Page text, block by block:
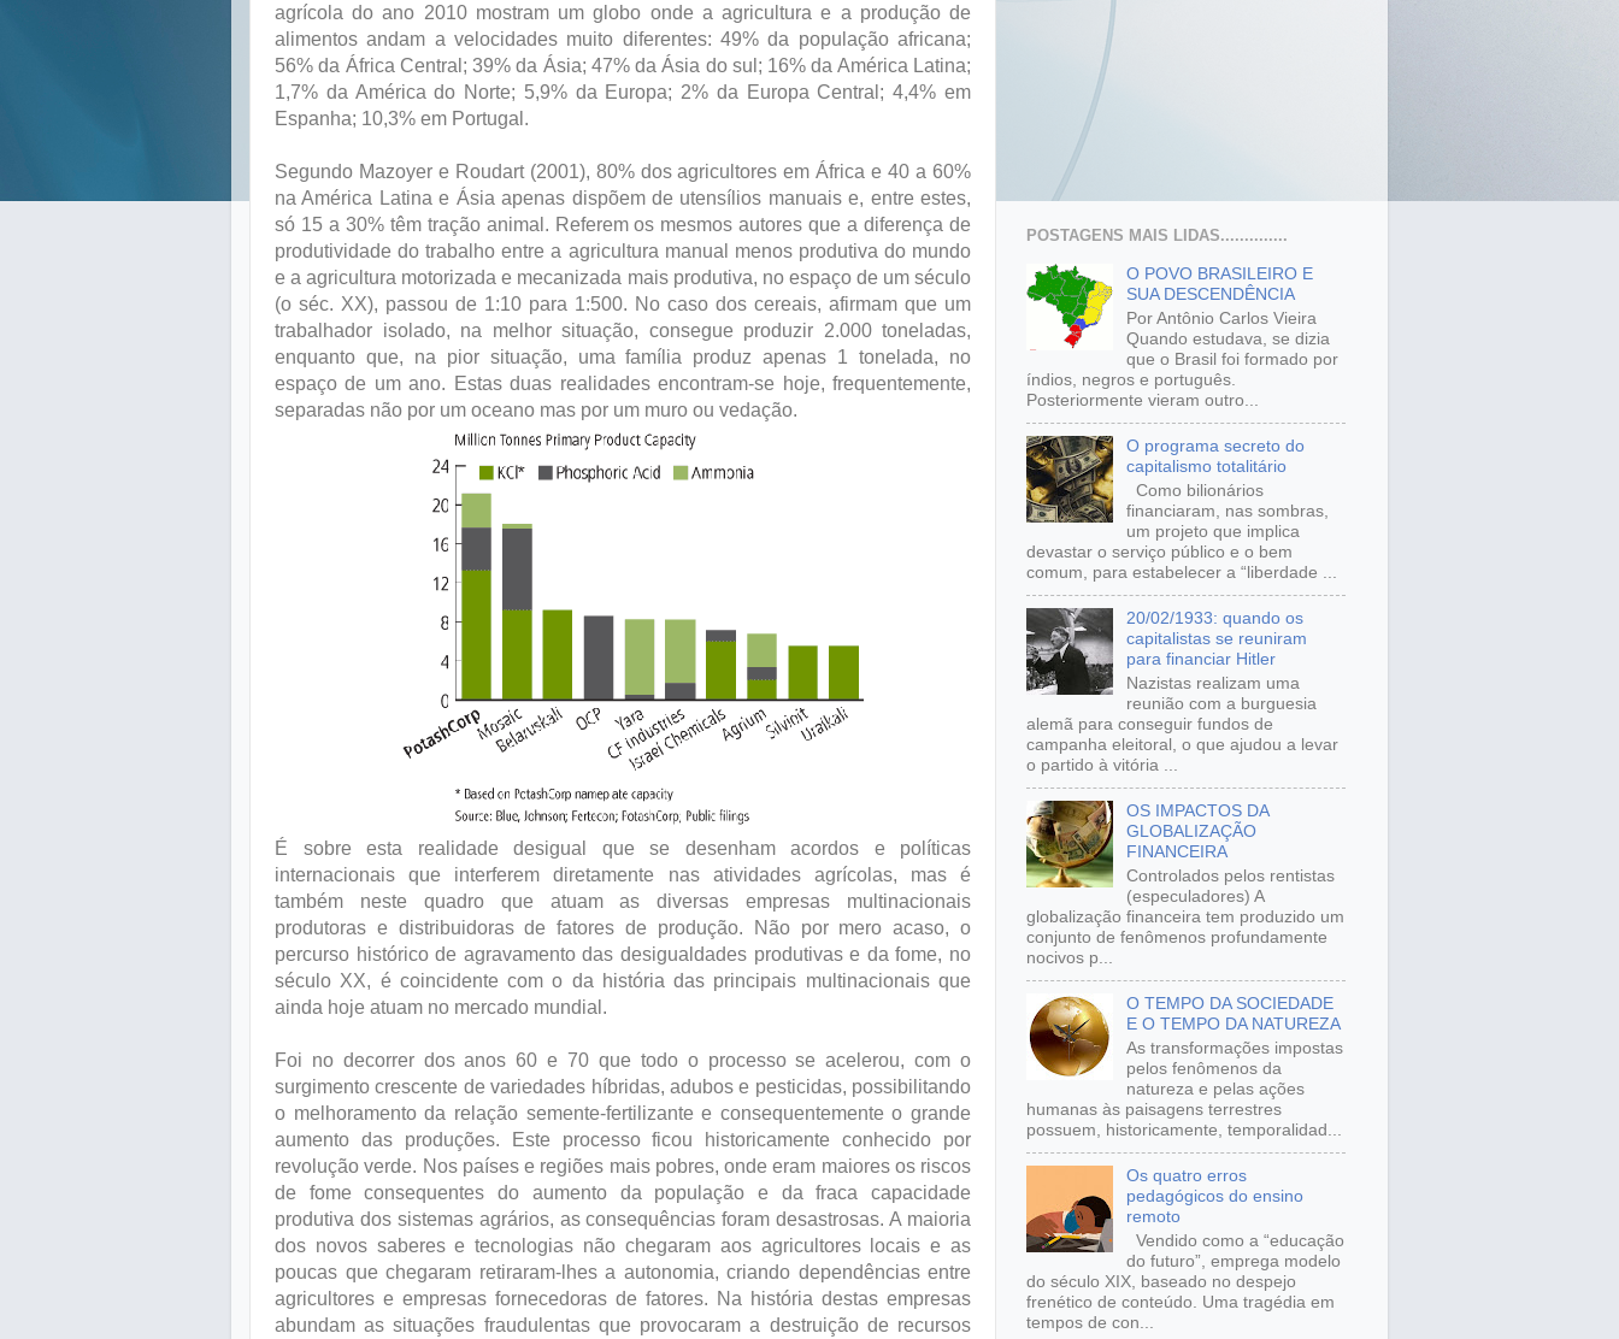
agrícola do ano 2010 mostram um globo onde a agricultura e a produção de
alimentos andam a velocidades muito diferentes: 49% da população africana;
56% da África Central; 39% da Ásia; 47% da Ásia do sul; 16% da América Latina;
1,7% da América do Norte; 5,9% da Europa; 2% da Europa Central; 4,4% em
Espanha; 10,3% em Portugal.
Segundo Mazoyer e Roudart (2001), 80% dos agricultores em África e 40 a 60%
na América Latina e Ásia apenas dispõem de utensílios manuais e, entre estes,
só 15 a 30% têm tração animal. Referem os mesmos autores que a diferença de
produtividade do trabalho entre a agricultura manual menos produtiva do mundo
e a agricultura motorizada e mecanizada mais produtiva, no espaço de um século
(o séc. XX), passou de 1:10 para 1:500. No caso dos cereais, afirmam que um
trabalhador isolado, na melhor situação, consegue produzir 2.000 toneladas,
enquanto que, na pior situação, uma família produz apenas 1 tonelada, no
espaço de um ano. Estas duas realidades encontram-se hoje, frequentemente,
separadas não por um oceano mas por um muro ou vedação.
É sobre esta realidade desigual que se desenham acordos e políticas
internacionais que interferem diretamente nas atividades agrícolas, mas é
também neste quadro que atuam as diversas empresas multinacionais
produtoras e distribuidoras de fatores de produção. Não por mero acaso, o
percurso histórico de agravamento das desigualdades produtivas e da fome, no
século XX, é coincidente com o da história das principais multinacionais que
ainda hoje atuam no mercado mundial.
Foi no decorrer dos anos 60 e 70 que todo o processo se acelerou, com o
surgimento crescente de variedades híbridas, adubos e pesticidas, possibilitando
o melhoramento da relação semente-fertilizante e consequentemente o grande
aumento das produções. Este processo ficou historicamente conhecido por
revolução verde. Nos países e regiões mais pobres, onde eram maiores os riscos
de fome consequentes do aumento da população e da fraca capacidade
produtiva dos sistemas agrários, as consequências foram desastrosas. A maioria
dos novos saberes e tecnologias não chegaram aos agricultores locais e as
poucas que chegaram retiraram-lhes a autonomia, criando dependências entre
agricultores e empresas fornecedoras de fatores. Na história destas empresas
abundam as situações fraudulentas que provocaram a destruição de recursos
POSTAGENS MAIS LIDAS..............
O POVO BRASILEIRO E
SUA DESCENDÊNCIA
Por Antônio Carlos Vieira
Quando estudava, se dizia
que o Brasil foi formado por
índios, negros e português.
Posteriormente vieram outro...
O programa secreto do
capitalismo totalitário
Como bilionários
financiaram, nas sombras,
um projeto que implica
devastar o serviço público e o bem
comum, para estabelecer a “liberdade ...
20/02/1933: quando os
capitalistas se reuniram
para financiar Hitler
Nazistas realizam uma
reunião com a burguesia
alemã para conseguir fundos de
campanha eleitoral, o que ajudou a levar
o partido à vitória ...
OS IMPACTOS DA
GLOBALIZAÇÃO
FINANCEIRA
Controlados pelos rentistas
(especuladores) A
globalização financeira tem produzido um
conjunto de fenômenos profundamente
nocivos p...
O TEMPO DA SOCIEDADE
E O TEMPO DA NATUREZA
As transformações impostas
pelos fenômenos da
natureza e pelas ações
humanas às paisagens terrestres
possuem, historicamente, temporalidad...
Os quatro erros
pedagógicos do ensino
remoto
Vendido como a “educação
do futuro”, emprega modelo
do século XIX, baseado no despejo
frenético de conteúdo. Uma tragédia em
tempos de con...